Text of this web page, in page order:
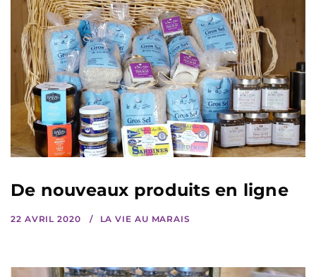
De nouveaux produits en ligne
22 AVRIL 2020 LA VIE AU MARAIS